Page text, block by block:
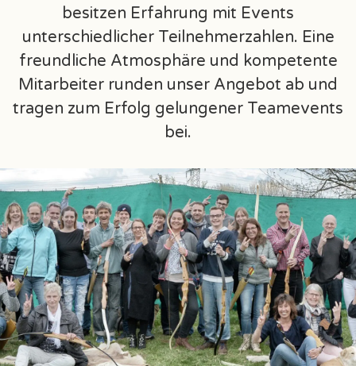
besitzen Erfahrung mit Events
unterschiedlicher Teilnehmerzahlen. Eine
freundliche Atmosphäre und kompetente
Mitarbeiter runden unser Angebot ab und
tragen zum Erfolg gelungener Teamevents
bei.